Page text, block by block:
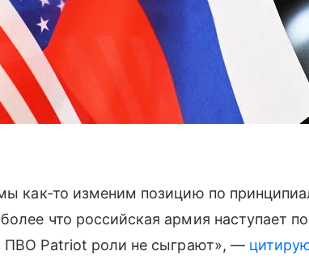
как-то изменим позицию по
что российская армия наступает
ПВО Patriot роли не сыграют», —